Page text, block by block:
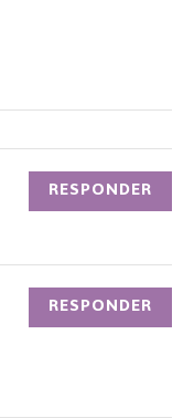
RESPONDER
RESPONDER